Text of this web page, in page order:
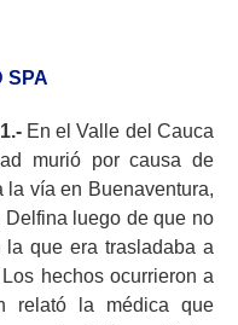
SPA
En el Valle del Cauca
murió por causa de
vía en Buenaventura,
luego de que no
que era trasladaba a
hechos ocurrieron a
relató la médica que